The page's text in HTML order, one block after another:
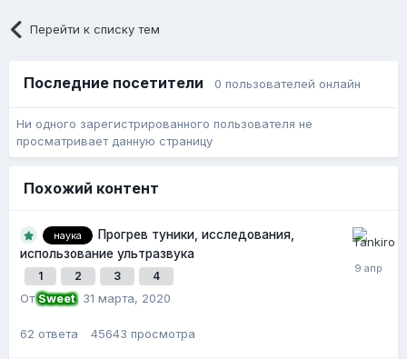
Перейти к списку тем
Последние посетители 0 пользователей онлайн
Ни одного зарегистрированного пользователя не
просматривает данную страницу
Похожий контент
наука
Прогрев туники, исследования,
использование ультразвука
1 2 3 4
ОтSweet, 31 марта, 2020
62 ответа 45643 просмотра